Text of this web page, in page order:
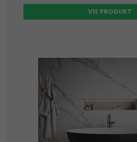
VIS PRODUKT